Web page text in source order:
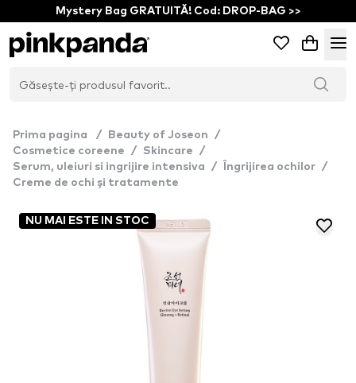
Mystery Bag GRATUITĂ! Cod: DROP-BAG >>
Prima pagina / Beauty of Joseon
/
Cosmetice coreene
/ Skincare
/
Serum, uleiuri si ingrijire intensiva
/ Îngrijirea ochilor /
Creme de ochi și tratamente
NU MAI ESTE IN STOC